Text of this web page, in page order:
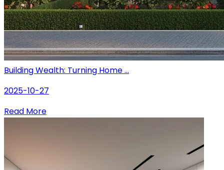
Building Wealth: Turning Home ...
2025-10-27
Read More